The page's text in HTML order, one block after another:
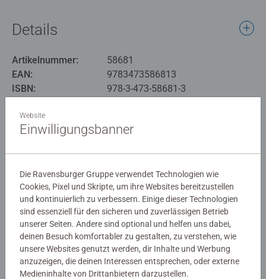
Details
Artikelnummer:
58681
EAN:
9783473586813
ISBN:
978-3-473-58681-3
Warnhinweise und Herstellerinformation
abgegeben
0/0
Verfasse eine Bewertung
Website
Einwilligungsbanner
Die Ravensburger Gruppe verwendet Technologien wie
Cookies, Pixel und Skripte, um ihre Websites bereitzustellen
und kontinuierlich zu verbessern. Einige dieser Technologien
sind essenziell für den sicheren und zuverlässigen Betrieb
unserer Seiten. Andere sind optional und helfen uns dabei,
deinen Besuch komfortabler zu gestalten, zu verstehen, wie
unsere Websites genutzt werden, dir Inhalte und Werbung
anzuzeigen, die deinen Interessen entsprechen, oder externe
Medieninhalte von Drittanbietern darzustellen.